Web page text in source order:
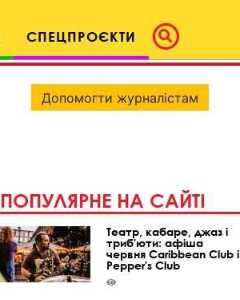
СПЕЦПРОЄКТИ
Допомогти журналістам
ПОПУЛЯРНЕ НА САЙТІ
Театр, кабаре, джаз і
триб'юти: афіша
червня Caribbean Club і
Pepper's Club